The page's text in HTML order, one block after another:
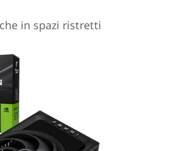
in spazi ristretti